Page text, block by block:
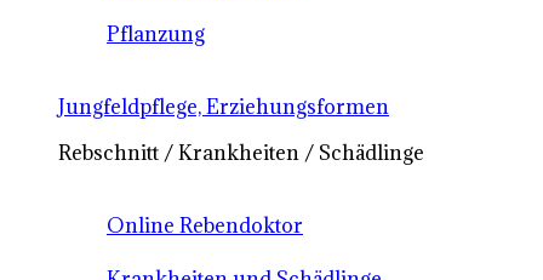
Pflanzung
Jungfeldpflege, Erziehungsformen
Rebschnitt / Krankheiten / Schädlinge
Online Rebendoktor